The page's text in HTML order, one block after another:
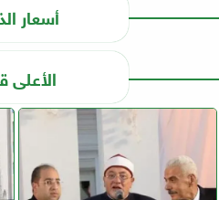
أسعار
الأعلى